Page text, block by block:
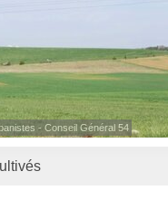
- Conseil Général 54